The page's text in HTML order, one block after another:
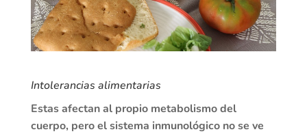
Intolerancias alimentarias
Estas afectan al propio metabolismo del
cuerpo, pero el sistema inmunológico no se ve